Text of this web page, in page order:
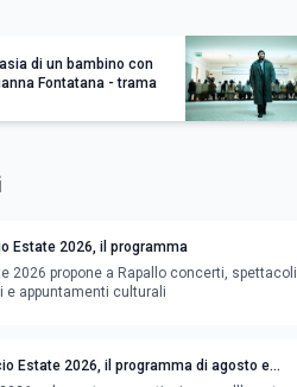
di un bambino con
Fontatana - trama
Estate 2026, il programma
2026 propone a Rapallo concerti,
e appuntamenti culturali
Estate 2026, il programma di agosto e